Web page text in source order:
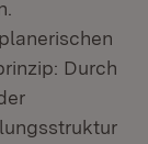
Durch